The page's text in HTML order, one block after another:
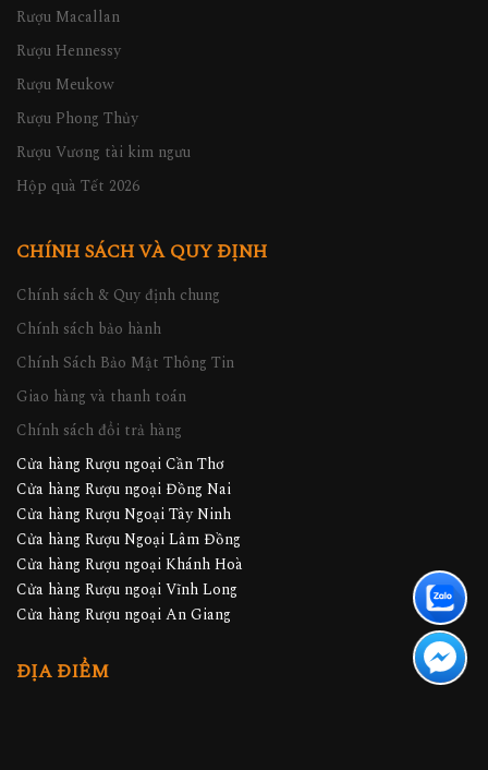
Rượu Macallan
Rượu Hennessy
Rượu Meukow
Rượu Phong Thủy
Rượu Vương tài kim ngưu
Hộp quà Tết 2026
CHÍNH SÁCH VÀ QUY ĐỊNH
Chính sách & Quy định chung
Chính sách bảo hành
Chính Sách Bảo Mật Thông Tin
Giao hàng và thanh toán
Chính sách đổi trả hàng
Cửa hàng Rượu ngoại Cần Thơ
Cửa hàng Rượu ngoại Đồng Nai
Cửa hàng Rượu Ngoại Tây Ninh
Cửa hàng Rượu Ngoại Lâm Đồng
Cửa hàng Rượu ngoại Khánh Hoà
Cửa hàng Rượu ngoại Vĩnh Long
Cửa hàng Rượu ngoại An Giang
ĐỊA ĐIỂM